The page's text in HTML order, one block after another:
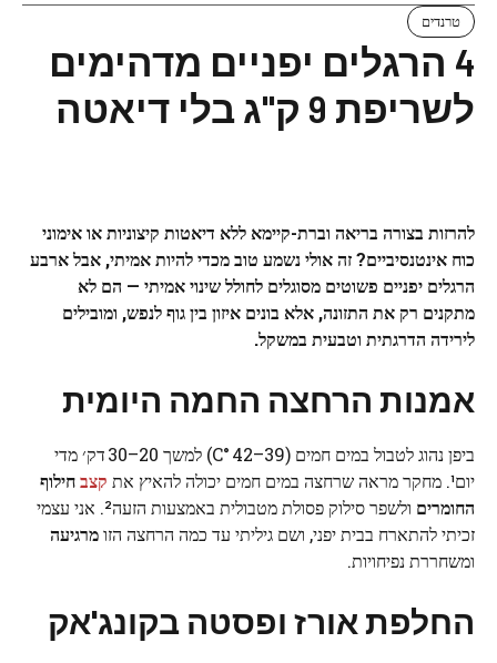
טרנדים
4 הרגלים יפניים מדהימים
לשריפת 9 ק"ג בלי דיאטה
להרזות בצורה בריאה וברת-קיימא ללא דיאטות קיצוניות או אימוני
כוח אינטנסיביים? זה אולי נשמע טוב מכדי להיות אמיתי, אבל ארבע
הרגלים יפניים פשוטים מסוגלים לחולל שינוי אמיתי — הם לא
מתקנים רק את התזונה, אלא בונים איזון בין גוף לנפש, ומובילים
לירידה הדרגתית וטבעית במשקל.
אמנות הרחצה החמה היומית
ביפן נהוג לטבול במים חמים (39–42 °C) למשך 20–30 דק׳ מדי
יום¹. מחקר מראה שרחצה במים חמים יכולה להאיץ את
קצבחילוף
החומרים
ולשפר סילוק פסולת מטבולית באמצעות הזעה². אני עצמי
זכיתי להתארח בבית יפני, ושם גיליתי עד כמה הרחצה הזומרגיעה
ומשחררת נפיחויות.
החלפתאורז ופסטה בקונג'אק